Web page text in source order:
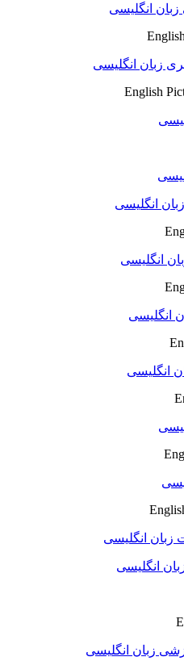
انگلیسی
زبان انگلیسی
English
انگلیسی
انگلیسی
انگلیسی
انگلیسی
زبان انگلیسی
انگلیسی
زبان انگلیسی